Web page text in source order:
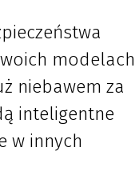
modelach
niebawem za
inteligentne
w innych